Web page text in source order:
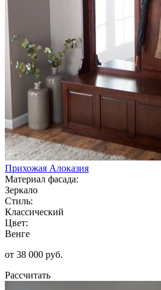
Прихожая Алоказия
Материал фасада:
Зеркало
Стиль:
Классический
Цвет:
Венге
от 38 000 руб.
Рассчитать